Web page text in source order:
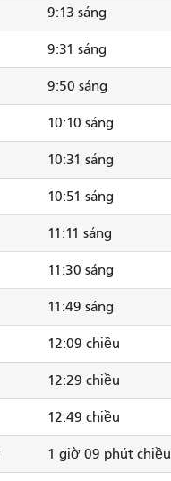
9:13 sáng
9:31 sáng
9:50 sáng
10:10 sáng
10:31 sáng
10:51 sáng
11:11 sáng
11:30 sáng
11:49 sáng
12:09 chiều
12:29 chiều
12:49 chiều
1 giờ 09 phút chiều